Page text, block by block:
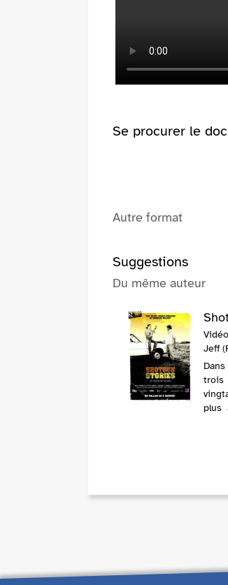
Se procurer le
Autre format
Suggestions
Du même auteur
Jeff
plus